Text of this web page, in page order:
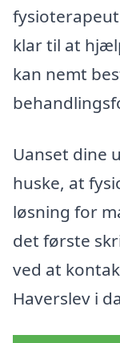
klar til at
kan nemt
Uanset dine
huske, at
løsning for
det første
ved at
Haverslev i